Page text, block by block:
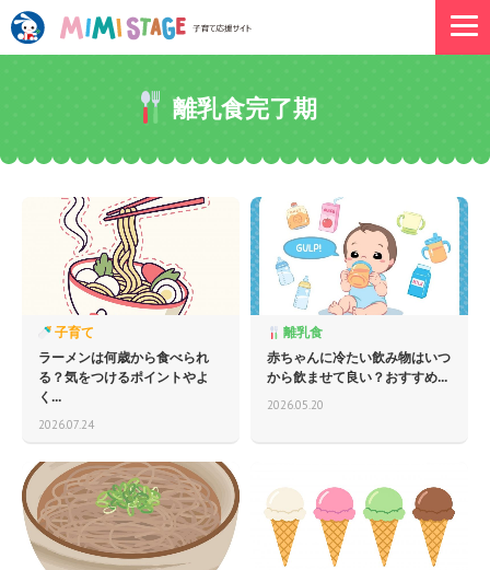
離乳食完了期
子育て
ラーメンは何歳から食べられ
る？気をつけるポイントやよ
く...
2026.07.24
離乳食
赤ちゃんに冷たい飲み物はいつ
から飲ませて良い？おすすめ...
2026.05.20